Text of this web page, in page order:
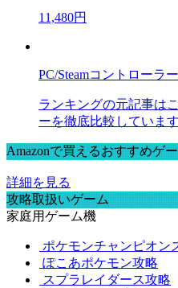
11,480円
PC/Steamコントローラ
ランキングの元記事は
ーを徹底比較しています
Amazonで買えるおすすめゲ
詳細を見る
攻略取扱いゲーム
家庭用ゲーム機
ポケモンチャンピオン
ぽこあポケモン攻略
スプラレイダース攻略